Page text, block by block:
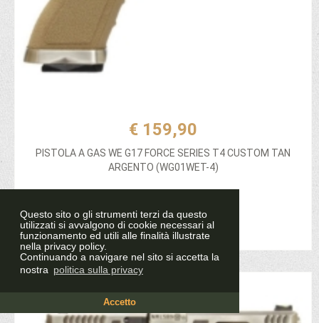
Questo sito o gli strumenti terzi da questo
utilizzati si avvalgono di cookie necessari al
funzionamento ed utili alle finalità illustrate
nella privacy policy.
Continuando a navigare nel sito si accetta la
nostra politica sulla privacy
Accetto
€ 159,90
PISTOLA A GAS WE G17 FORCE SERIES T4 CUSTOM TAN
ARGENTO (WG01WET-4)
Aggiungi al carrello